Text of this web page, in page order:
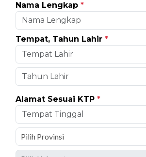
Nama Lengkap *
Tempat, Tahun Lahir *
Alamat Sesuai KTP *